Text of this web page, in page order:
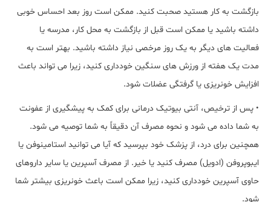
بازگشت به کار هستید صحبت کنید. ممکن است روز بعد احساس خوبی
داشته باشید یا ممکن است قبل از بازگشت به محل کار، مدرسه یا
فعالیت های دیگر به یک روز مرخصی نیاز داشته باشید. بهتر است به
مدت یک هفته از ورزش های سنگین خودداری کنید، زیرا می تواند باعث
افزایش خونریزی یا گرفتگی عضلات شود.
• پس از ترخیص، آنتی بیوتیک درمانی برای کمک به پیشگیری از عفونت
به شما داده می شود و نحوه مصرف آن دقیقاً به شما توصیه می شود.
همچنین برای درد، از پزشک خود بپرسید که آیا می توانید استامینوفن یا
ایبوپروفن (ادویل) مصرف کنید یا خیر. از مصرف آسپرین یا سایر داروهای
حاوی آسپرین خودداری کنید، زیرا ممکن است باعث خونریزی بیشتر شما
شود.